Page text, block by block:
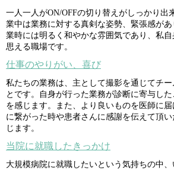
一人一人がON/OFFの切り替えがしっかり出
業中は業務に対する真剣な姿勢、緊張感が
業時には明るく和やかな雰囲気であり、私
思える職場です。
仕事のやりがい、喜び
私たちの業務は、主として撮影を通じてチー
とです。自身が行った業務が診断に寄与し
を感じます。また、より良いものを医師に
に繋がった時や患者さんに感謝を伝えて頂
じます。
当院に就職したきっかけ
大規模病院に就職したいという気持ちの中